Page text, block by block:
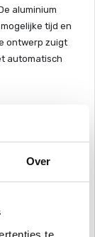
Over
te
aluminium
tijd en
ontwerp zuigt
automatisch
de beste
duurzame